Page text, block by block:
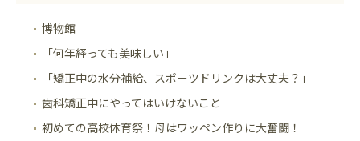
博物館
「何年経っても美味しい」
「矯正中の水分補給、スポーツドリンクは大丈夫？」
歯科矯正中にやってはいけないこと
初めての高校体育祭！母はワッペン作りに大奮闘！